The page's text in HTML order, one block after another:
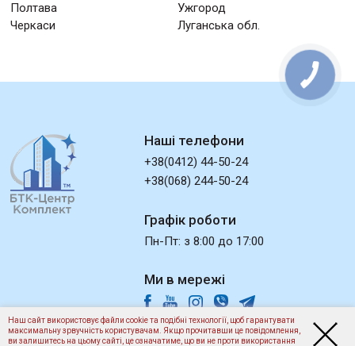
Полтава
Ужгород
Черкаси
Луганська обл.
Наші телефони
+38(0412) 44-50-24
+38(068) 244-50-24
Графік роботи
Пн-Пт: з 8:00 до 17:00
Ми в мережі
Наш сайт використовує файли cookie та подібні технології, щоб гарантувати
максимальну зрвучність користувачам. Якщо прочитавши це повідомлення,
ви залишитесь на цьому сайті, це означатиме, що ви не проти використання